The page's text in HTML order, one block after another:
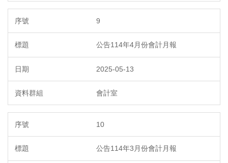
9
公告114年4月份會計月報
2025-05-13
會計室
10
公告114年3月份會計月報